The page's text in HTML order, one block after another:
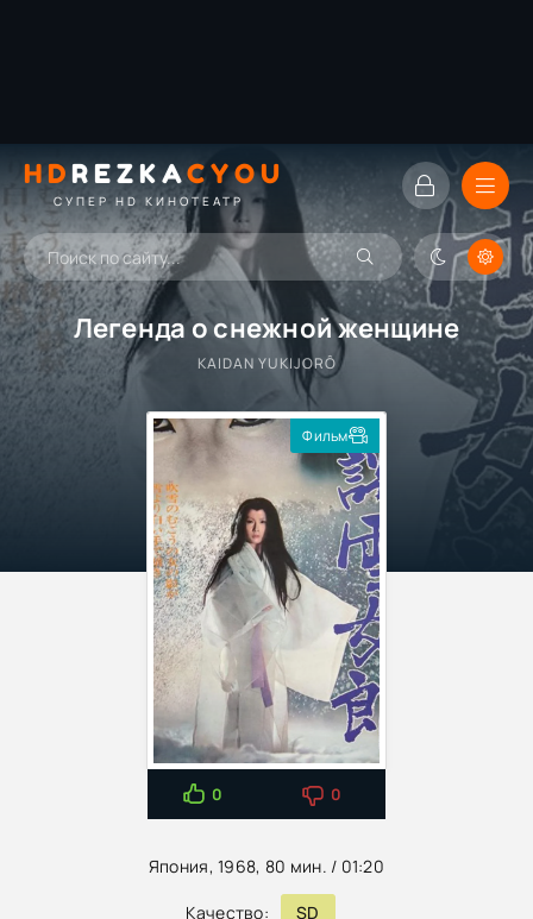
HDREZKACYOU
СУПЕР HD КИНОТЕАТР
Легенда о снежной женщине
KAIDAN YUKIJORÔ
Япония, 1968, 80 мин. / 01:20
Качество: SD
Фильм
0 0